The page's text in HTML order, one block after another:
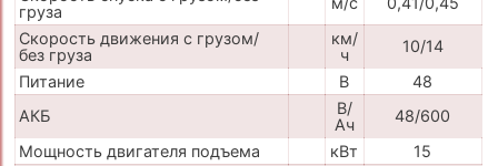
груза
Скорость движения с грузом/
без груза
км/
ч
10/14
Питание
В
48
АКБ
В/
Ач
48/600
Мощность двигателя подъема
кВт
15